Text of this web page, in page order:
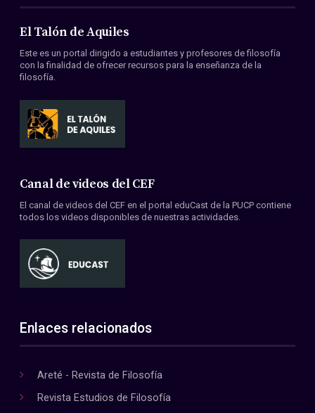
Acerca de nosotros
Miembros
Convenios
El Talón de Aquiles
Este es un portal dirigido a estudiantes y profesores de filosofía
con la finalidad de ofrecer recursos para la enseñanza de la
filosofía.
Canal de videos del CEF
El canal de videos del CEF en el portal eduCast de la PUCP contiene
todos los videos disponibles de nuestras actividades.
Enlaces relacionados
Areté - Revista de Filosofía
Revista Estudios de Filosofía